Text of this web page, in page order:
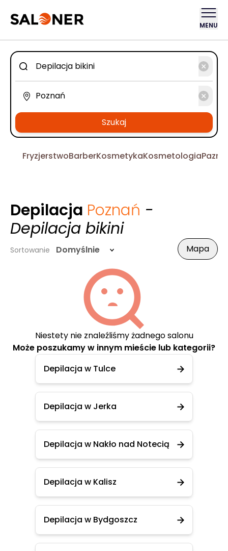
MENU
Szukaj
FryzjerstwoBarberKosmetykaKosmetologia
Depilacja Poznań -
Depilacja bikini
Sortowanie Domyślnie Mapa
Niestety nie znaleźliśmy żadnego salonu
Może poszukamy w innym mieście lub kategorii?
Depilacja w Tulce
Depilacja w Jerka
Depilacja w Nakło nad Notecią
Depilacja w Kalisz
Depilacja w Bydgoszcz